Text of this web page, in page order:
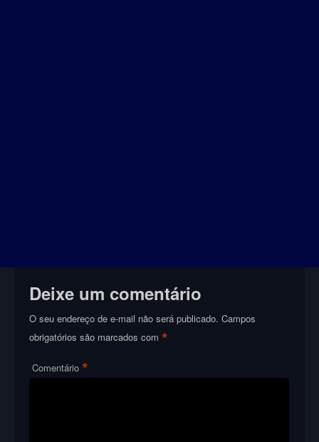
Deixe um comentário
O seu endereço de e-mail não será publicado. Campos
obrigatórios são marcados com*
Comentário *